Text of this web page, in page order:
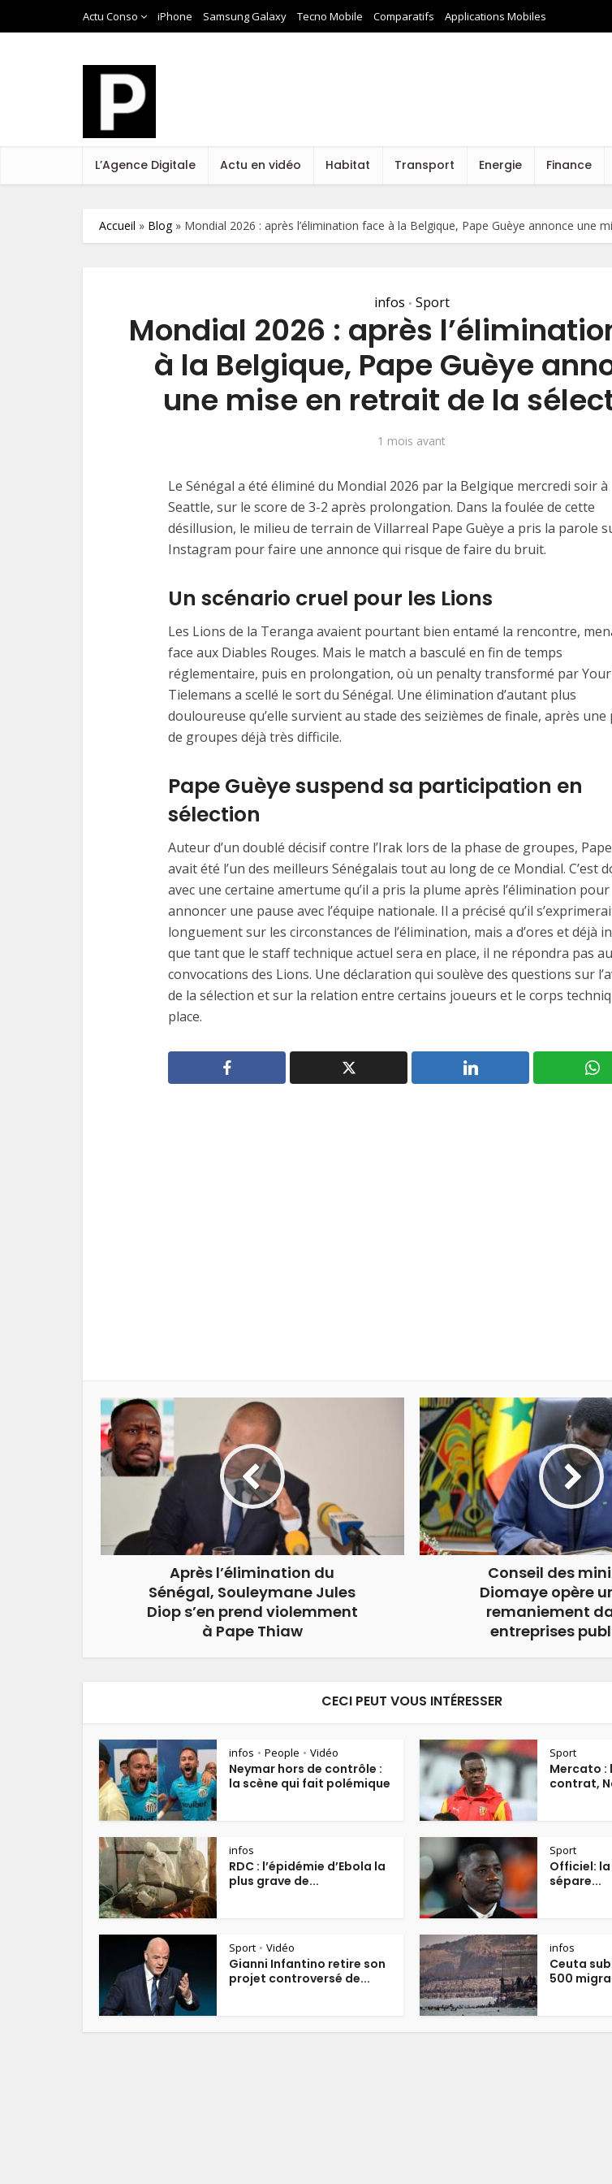
Actu Conso iPhone Samsung Galaxy Tecno Mobile Comparatifs Applications Mobiles
L’Agence Digitale Actu en vidéo Habitat Transport Energie Finance
Accueil » Blog» Mondial 2026 : après l’élimination face à la Belgique, Pape Guèye annonce une
infos • Sport
Mondial 2026 : après
à la Belgique, Pape Guèye
une mise en retrait de la
1 mois avant
Le Sénégal a été éliminé du Mondial 2026 par la Belgique mercredi soir à
Seattle, sur le score de 3-2 après prolongation. Dans la foulée de cette
désillusion, le milieu de terrain de Villarreal Pape Guèye a pris la parole
Instagram pour faire une annonce qui risque de faire du bruit.
Un scénario cruel pour les Lions
Les Lions de la Teranga avaient pourtant bien entamé la rencontre,
face aux Diables Rouges. Mais le match a basculé en fin de temps
réglementaire, puis en prolongation, où un penalty transformé par
Tielemans a scellé le sort du Sénégal. Une élimination d’autant plus
douloureuse qu’elle survient au stade des seizièmes de finale, après une
de groupes déjà très difficile.
Pape Guèye suspend sa participation en
sélection
Auteur d’un doublé décisif contre l’Irak lors de la phase de groupes,
avait été l’un des meilleurs Sénégalais tout au long de ce Mondial. C’est
avec une certaine amertume qu’il a pris la plume après l’élimination pour
annoncer une pause avec l’équipe nationale. Il a précisé qu’il
longuement sur les circonstances de l’élimination, mais a d’ores et déjà
que tant que le staff technique actuel sera en place, il ne répondra pas
convocations des Lions. Une déclaration qui soulève des questions sur
de la sélection et sur la relation entre certains joueurs et le corps
place.
Après l’élimination du
Sénégal, Souleymane Jules
Diop s’en prend violemment
à Pape Thiaw
Conseil des
Diomaye opère
remaniement
entreprises
CECI PEUT VOUS INTÉRESSER
infos • People • Vidéo
Neymar hors de contrôle :
la scène qui fait polémique
Sport
Mercato :
contrat,
infos
RDC : l’épidémie d’Ebola la
plus grave de...
Sport
Officiel: la
sépare...
Sport • Vidéo
Gianni Infantino retire son
projet controversé de...
infos
Ceuta
500